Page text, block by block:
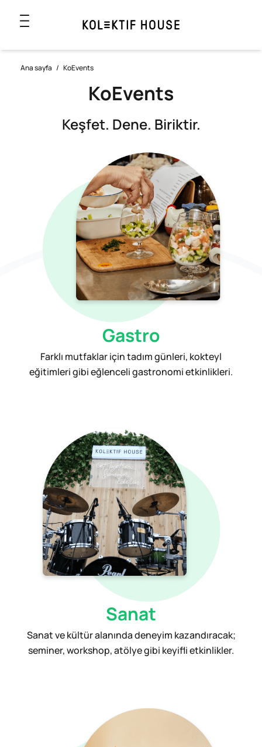
Ana sayfa / KoEvents
KoEvents
Keşfet. Dene. Biriktir.
Gastro
Farklı mutfaklar için tadım günleri, kokteyl
eğitimleri gibi eğlenceli gastronomi etkinlikleri.
Sanat
Sanat ve kültür alanında deneyim kazandıracak;
seminer, workshop, atölye gibi keyifli etkinlikler.